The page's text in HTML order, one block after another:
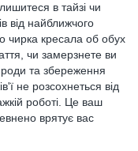
в тайзі чи
від найближчого
чирка кресала об обух
чи замерзнете ви
та збереження
не розсохнеться від
роботі. Це ваш
врятує вас